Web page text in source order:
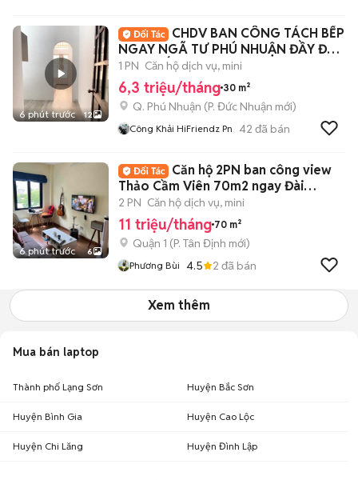
6 phút trước 12
CHDV BAN CÔNG TÁCH BẾP
NGAY NGÃ TƯ PHÚ NHUẬN ĐẦY ĐỦ
NỘI THẤT
1 PN Căn hộ dịch vụ, mini
6,3 triệu/tháng 30 m²
Q. Phú Nhuận (P. Đức Nhuận mới)
Công Khải HiFriendz Pn 42 đã bán
6 phút trước 6
Căn hộ 2PN ban công view
Thảo Cầm Viên 70m2 ngay Đài
Truyền hình NTMK
2 PN Căn hộ dịch vụ, mini
11 triệu/tháng 70 m²
Quận 1 (P. Tân Định mới)
Phương Bùi 4.5 2 đã bán
Xem thêm
Mua bán laptop
Thành phố Lạng Sơn Huyện Bắc Sơn
Huyện Bình Gia Huyện Cao Lộc
Huyện Chi Lăng Huyện Đình Lập